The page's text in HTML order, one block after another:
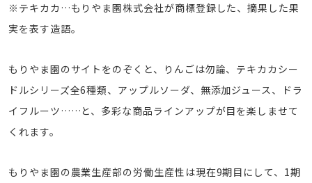
※テキカカ…もりやま園株式会社が商標登録した、摘果した果
実を表す造語。
もりやま園のサイトをのぞくと、りんごは勿論、テキカカシー
ドルシリーズ全6種類、アップルソーダ、無添加ジュース、ドラ
イフルーツ……と、多彩な商品ラインアップが目を楽しませて
くれます。
もりやま園の農業生産部の労働生産性は現在9期目にして、1期